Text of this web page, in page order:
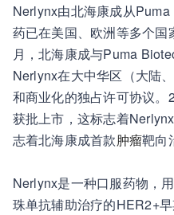
Nerlynx由北海康成从
药已在美国、欧洲等多个
月，北海康成与Puma
Nerlynx在大中华区（大陆
和商业化的独占许可协议
获批上市，这标志着
志着北海康成首款肿瘤靶向
Nerlynx是一种口服药物，
珠单抗辅助治疗的HER2+